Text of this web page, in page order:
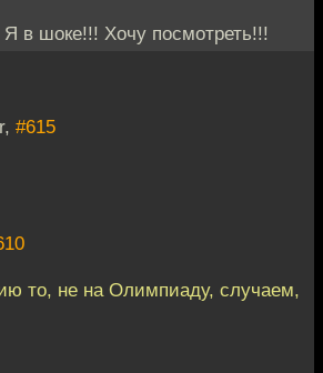
в шоке!!! Хочу посмотреть!!!
#615
то, не на Олимпиаду, случаем,